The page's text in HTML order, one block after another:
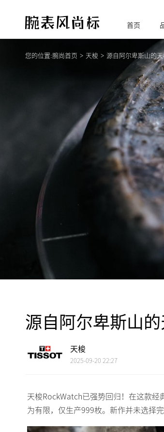
表风尚标
首页
您的位置:腕尚首页 天梭 源自阿尔卑斯山的
源自阿尔卑斯山
天梭
2025-09-20 22:27
天梭RockWatch已强势回归！在这款
为有限，仅生产999枚。新作并未选择